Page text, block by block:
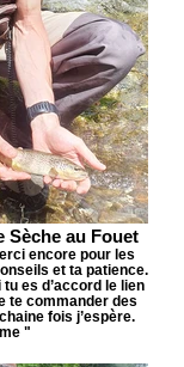
Sèche au Fouet
encore pour les
et ta patience.
es d’accord le lien
te commander des
fois j’espère.
"